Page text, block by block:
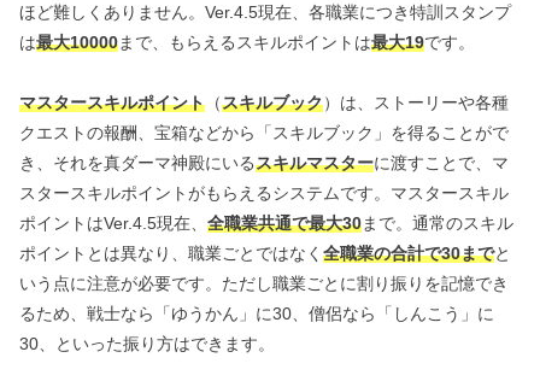
ほど難しくありません。Ver.4.5現在、各職業につき特訓スタンプ
は最大10000まで、もらえるスキルポイントは最大19です。
マスタースキルポイント （スキルブック）は、ストーリーや各種
クエストの報酬、宝箱などから「スキルブック」を得ることがで
き、それを真ダーマ神殿にいるスキルマスターに渡すことで、マ
スタースキルポイントがもらえるシステムです。マスタースキル
ポイントはVer.4.5現在、 全職業共通で最大30まで。通常のスキル
ポイントとは異なり、職業ごとではなく 全職業の合計で30までと
いう点に注意が必要です。ただし職業ごとに割り振りを記憶でき
るため、戦士なら「ゆうかん」に30、僧侶なら「しんこう」に
30、といった振り方はできます。